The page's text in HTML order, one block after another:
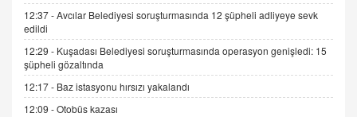
06.07.2026 13:00
ADEM AKÖL
Esed Destekçilerinin Yüzüne Vurulan Şamar:
Sednaya
11.12.2024 12:30
12:37 -Avcılar Belediyesi soruşturmasında 12 şüpheli adliyeye sevk
edildi
12:29 - Kuşadası Belediyesi soruşturmasında operasyon genişledi: 15
şüpheli gözaltında
12:17 - Baz istasyonu hırsızı yakalandı
12:09 -Otobüs kazası